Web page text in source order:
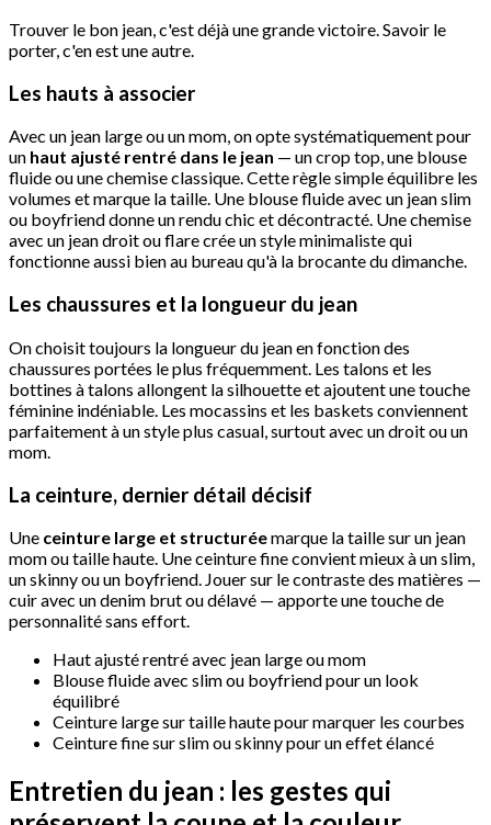
Trouver le bon jean, c'est déjà une grande victoire. Savoir le
porter, c'en est une autre.
Les hauts à associer
Avec un jean large ou un mom, on opte systématiquement pour
un haut ajusté rentré dans le jean — un crop top, une blouse
fluide ou une chemise classique. Cette règle simple équilibre les
volumes et marque la taille. Une blouse fluide avec un jean slim
ou boyfriend donne un rendu chic et décontracté. Une chemise
avec un jean droit ou flare crée un style minimaliste qui
fonctionne aussi bien au bureau qu'à la brocante du dimanche.
Les chaussures et la longueur du jean
On choisit toujours la longueur du jean en fonction des
chaussures portées le plus fréquemment. Les talons et les
bottines à talons allongent la silhouette et ajoutent une touche
féminine indéniable. Les mocassins et les baskets conviennent
parfaitement à un style plus casual, surtout avec un droit ou un
mom.
La ceinture, dernier détail décisif
Une ceinture large et structuréemarque la taille sur un jean
mom ou taille haute. Une ceinture fine convient mieux à un slim,
un skinny ou un boyfriend. Jouer sur le contraste des matières —
cuir avec un denim brut ou délavé — apporte une touche de
personnalité sans effort.
Haut ajusté rentré avec jean large ou mom
Blouse fluide avec slim ou boyfriend pour un look
équilibré
Ceinture large sur taille haute pour marquer les courbes
Ceinture fine sur slim ou skinny pour un effet élancé
Entretien du jean : les gestes qui